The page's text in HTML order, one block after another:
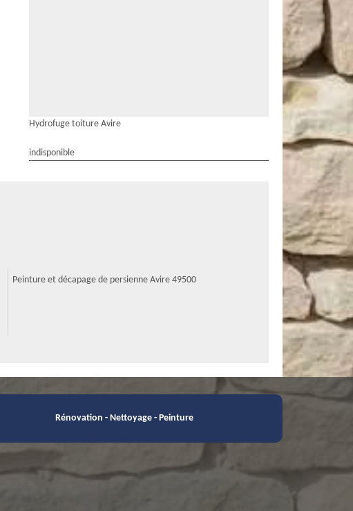
Hydrofuge toiture Avire
indisponible
Peinture et décapage de persienne Avire 49500
Rénovation - Nettoyage - Peinture